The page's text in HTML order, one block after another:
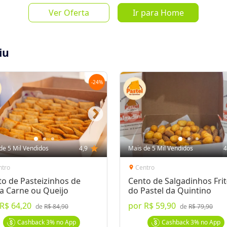
Ver Oferta Ir para Home
Salvar Oferta favorite_border
Inscrever-se
ou Brigadeiro
-24%
5 Mil Vendidos 4,9 star
de Pasteizinhos de
Carne ou Queijo
R$ 64,20 deR$ 84,90
Cashback3%no App
Mais de 5 Mil Vendidos
location_on Centro
Cento de Salgadinhos
do Pastel da Quintino
por R$ 59,90 deR$ 79,90
Cashback3%no App